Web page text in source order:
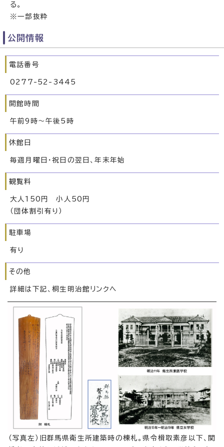
る。
※一部抜粋
公開情報
電話番号
0277-52-3445
開館時間
午前9時～午後5時
休館日
毎週月曜日・祝日の翌日、年末年始
観覧料
大人150円 小人50円
（団体割引有り）
駐車場
有り
その他
詳細は下記、桐生明治館リンクへ
（写真左）旧群馬県衛生所建築時の棟札。県令楫取素彦以下、関